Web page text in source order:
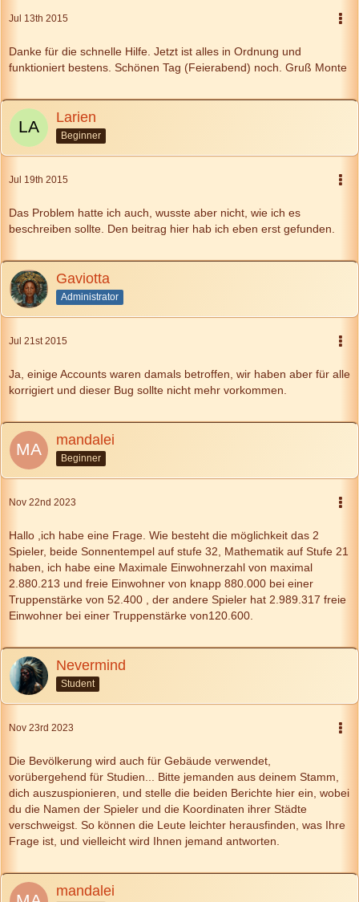
Jul 13th 2015
Danke für die schnelle Hilfe. Jetzt ist alles in Ordnung und
funktioniert bestens. Schönen Tag (Feierabend) noch. Gruß Monte
Larien
Beginner
Jul 19th 2015
Das Problem hatte ich auch, wusste aber nicht, wie ich es
beschreiben sollte. Den beitrag hier hab ich eben erst gefunden.
Gaviotta
Administrator
Jul 21st 2015
Ja, einige Accounts waren damals betroffen, wir haben aber für alle
korrigiert und dieser Bug sollte nicht mehr vorkommen.
mandalei
Beginner
Nov 22nd 2023
Hallo ,ich habe eine Frage. Wie besteht die möglichkeit das 2
Spieler, beide Sonnentempel auf stufe 32, Mathematik auf Stufe 21
haben, ich habe eine Maximale Einwohnerzahl von maximal
2.880.213 und freie Einwohner von knapp 880.000 bei einer
Truppenstärke von 52.400 , der andere Spieler hat 2.989.317 freie
Einwohner bei einer Truppenstärke von120.600.
Nevermind
Student
Nov 23rd 2023
Die Bevölkerung wird auch für Gebäude verwendet,
vorübergehend für Studien... Bitte jemanden aus deinem Stamm,
dich auszuspionieren, und stelle die beiden Berichte hier ein, wobei
du die Namen der Spieler und die Koordinaten ihrer Städte
verschweigst. So können die Leute leichter herausfinden, was Ihre
Frage ist, und vielleicht wird Ihnen jemand antworten.
mandalei